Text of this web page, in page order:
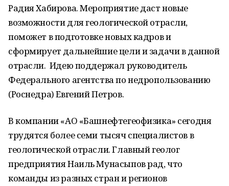
Радия Хабирова. Мероприятие даст новые
возможности для геологической отрасли,
поможет в подготовке новых кадров и
сформирует дальнейшие цели и задачи в данной
отрасли. Идею поддержал руководитель
Федерального агентства по недропользованию
(Роснедра) Евгений Петров.
В компании «АО «Башнефтегеофизика» сегодня
трудятся более семи тысяч специалистов в
геологической отрасли. Главный геолог
предприятия Наиль Мунасыпов рад, что
команды из разных стран и регионов